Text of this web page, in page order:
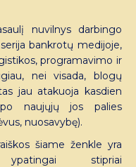
nuvilnys darbingo
bankrotų medijoje,
programavimo ir
nei visada, blogų
jau atakuoja kasdien
naujųjų jos palies
nuosavybę).
šiame ženkle yra
ypatingai stipriai